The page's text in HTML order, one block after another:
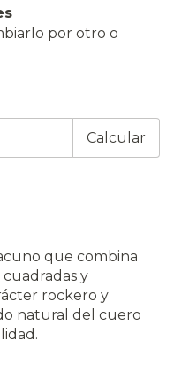
por otro o
Calcular
que combina
y
rockero y
natural del cuero